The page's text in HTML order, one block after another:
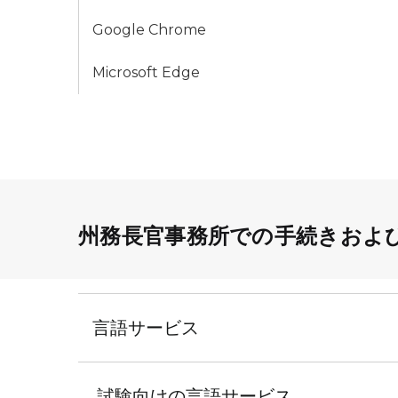
Google Chrome
Microsoft Edge
州務長官事務所での手続きおよ
言語サービス